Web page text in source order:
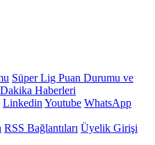
Süper Lig Puan Durumu ve
Haberleri
Linkedin Youtube WhatsApp
RSS Bağlantıları Üyelik Girişi